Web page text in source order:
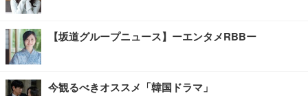
【坂道グループニュース】ーエンタメRBBー
今観るべきオススメ「韓国ドラマ」